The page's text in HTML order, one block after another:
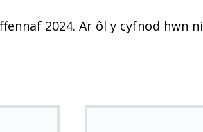
2024. Ar ôl y cyfnod hwn ni